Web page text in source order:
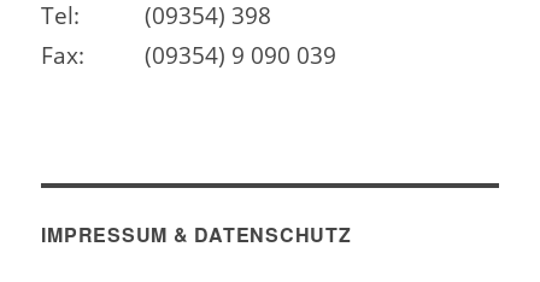
Tel:
(09354) 398
Fax:
(09354) 9 090 039
IMPRESSUM & DATENSCHUTZ